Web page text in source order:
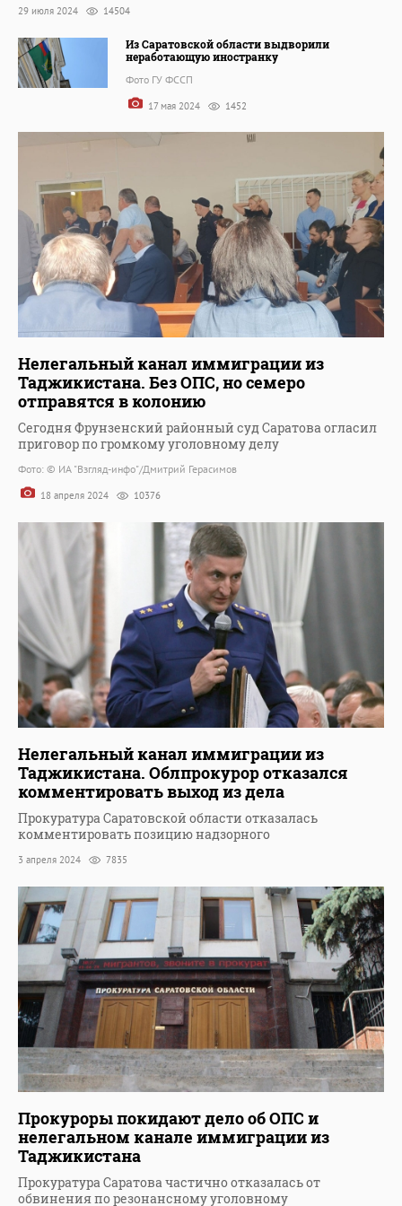
29 июля 2024 14504
Из Саратовской области выдворили
неработающую иностранку
Фото ГУ ФССП
17 мая 2024 1452
Нелегальный канал иммиграции из
Таджикистана. Без ОПС, но семеро
отправятся в колонию
Сегодня Фрунзенский районный суд Саратова огласил
приговор по громкому уголовному делу
Фото: © ИА "Взгляд-инфо"/Дмитрий Герасимов
18 апреля 2024 10376
Нелегальный канал иммиграции из
Таджикистана. Облпрокурор отказался
комментировать выход из дела
Прокуратура Саратовской области отказалась
комментировать позицию надзорного
3 апреля 2024 7835
Прокуроры покидают дело об ОПС и
нелегальном канале иммиграции из
Таджикистана
Прокуратура Саратова частично отказалась от
обвинения по резонансному уголовному